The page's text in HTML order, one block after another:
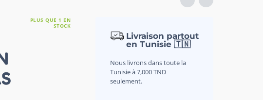
PLUS QUE 1 EN
STOCK
Livraison partout
en Tunisie 🇹🇳
Nous livrons dans toute la
Tunisie à 7,000 TND
seulement.